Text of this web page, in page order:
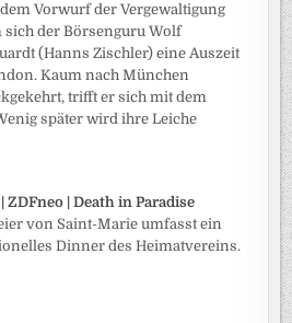
Vorwurf der Vergewaltigung
sich der Börsenguru Wolf
(Hanns Zischler) eine Auszeit
Kaum nach München
trifft er sich mit dem
später wird ihre Leiche
ZDFneo | Death in Paradise
von Saint-Marie umfasst ein
Dinner des Heimatvereins.